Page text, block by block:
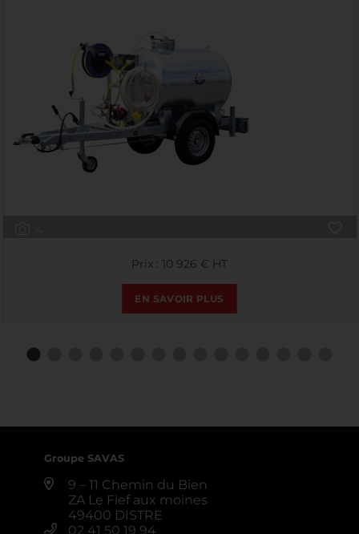
Prix : 10 926 € HT
EN SAVOIR PLUS
Groupe SAVAS
9 – 11 Chemin du Bien
ZA Le Fief aux moines
49400 DISTRE
02 41 50 19 94